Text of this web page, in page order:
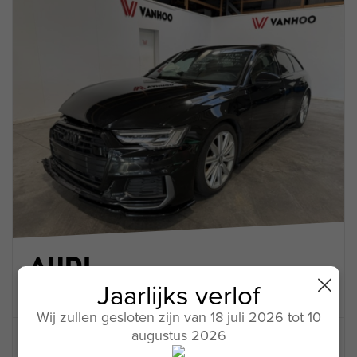
VW
265830
AUDI
265801
VOLVO
265802
Jaarlijks verlof
Wij zullen gesloten zijn van 18 juli 2026 tot 10
augustus 2026